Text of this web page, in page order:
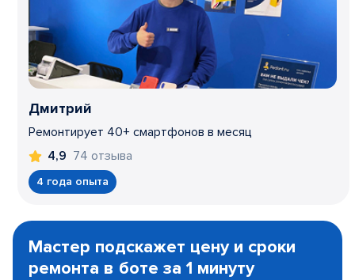
Дмитрий
Ремонтирует 40+ смартфонов в месяц
4,9 74 отзыва
4 года опыта
1
Мастер подскажет цену и сроки
ремонта в боте за 1 минуту